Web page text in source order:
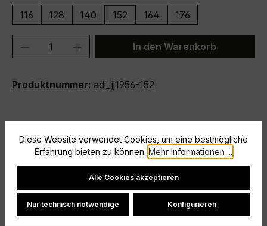
116
128 140 152 164 176
Produkt Anzahl: Gib denIn den Warenkorb
Produktnummer: adi_jj1956-152
Beschreibung
Größe: 152
Bewertungen
Diese Website verwendet Cookies, um eine bestmögliche
Erfahrung bieten zu können. Mehr Informationen ...
Cookie-Einstellungen
Alle Cookies akzeptieren
Nur technisch notwendige Konfigurieren